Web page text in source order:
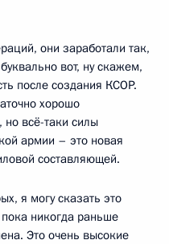
они заработали так,
вот, ну скажем,
после создания КСОР.
хорошо
но всё-таки силы
армии – это новая
составляющей.
я могу сказать это
никогда раньше
Это очень высокие